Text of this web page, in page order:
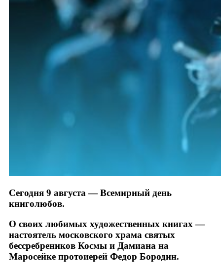
Сегодня 9 августа — Всемирный день
книголюбов.
О своих любимых художественных книгах —
настоятель московского храма святых
бессребреников Космы и Дамиана на
Маросейке протоиерей Федор Бородин.